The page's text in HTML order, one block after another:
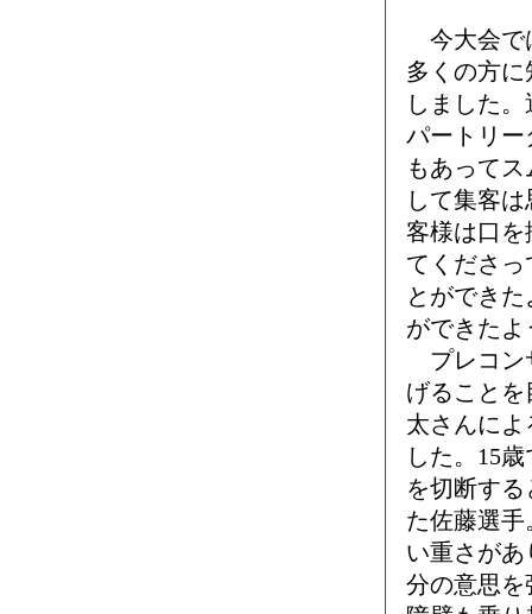
今大会で
多くの方
しました
パートリー
もあって
して集客
客様は口を
てくださ
とができ
ができたよ
プレコン
げること
太さんに
した。15
を切断す
た佐藤選
い重さが
分の意思を